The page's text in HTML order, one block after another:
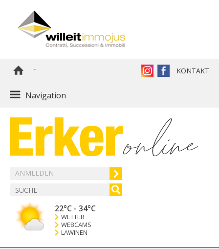
IT KONTAKT
Navigation
ANMELDEN
22°C - 34°C
WETTER
WEBCAMS
LAWINEN